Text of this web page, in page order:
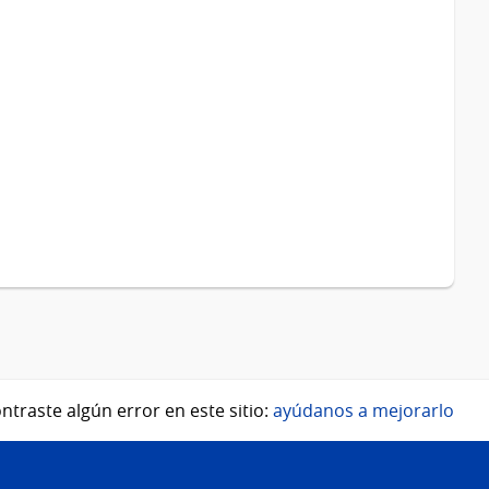
algún error en este sitio: ayúdanos a mejorarlo